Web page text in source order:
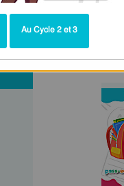
Au Cycle 2 et 3